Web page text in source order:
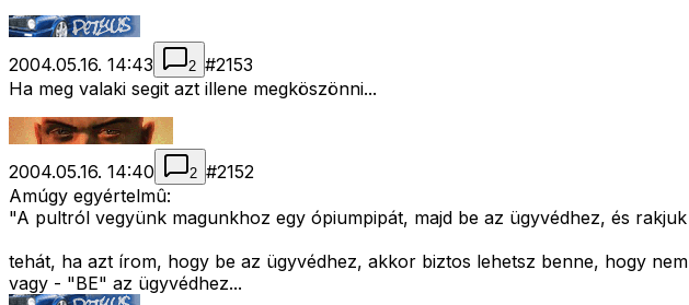
2004.05.16. 14:43 2 #2153
Ha meg valaki segit azt illene megköszönni...
2004.05.16. 14:40 2 #2152
Amúgy egyértelmû:
"A pultról vegyünk magunkhoz egy ópiumpipát, majd be az ügyvédhez, és
tehát, ha azt írom, hogy be az ügyvédhez, akkor biztos lehetsz benne, hogy
vagy - "BE" az ügyvédhez...